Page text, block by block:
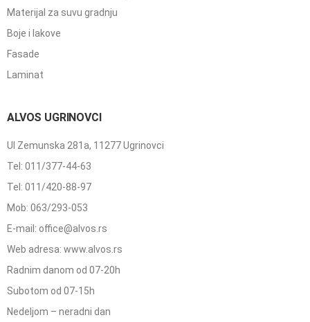
Materijal za suvu gradnju
Boje i lakove
Fasade
Laminat
ALVOS UGRINOVCI
Ul Zemunska 281a, 11277 Ugrinovci
Tel: 011/377-44-63
Tel: 011/420-88-97
Mob: 063/293-053
E-mail: office@alvos.rs
Web adresa: www.alvos.rs
Radnim danom od 07-20h
Subotom od 07-15h
Nedeljom – neradni dan